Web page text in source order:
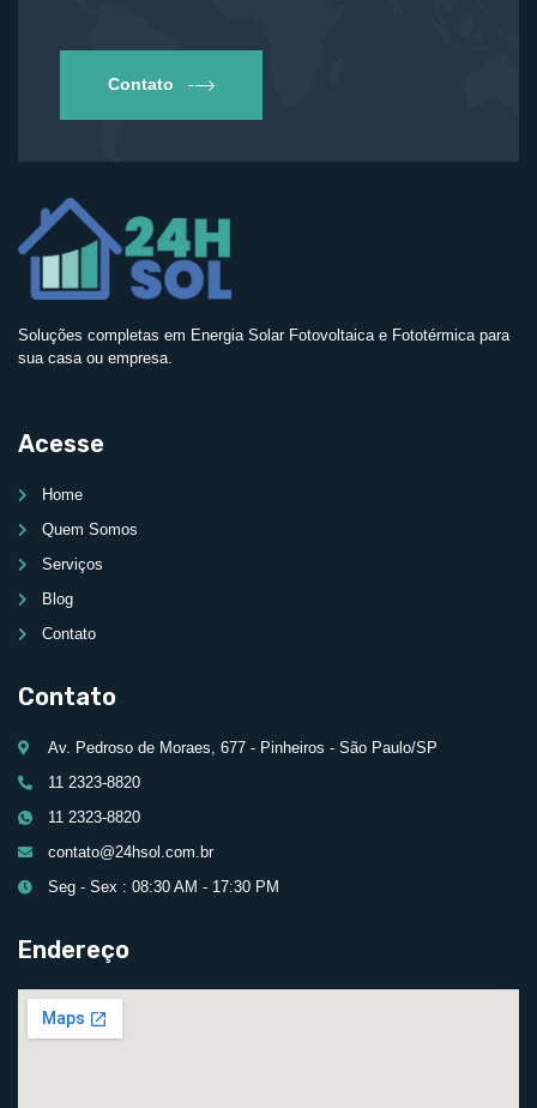
Contato
Soluções completas em Energia Solar Fotovoltaica e Fototérmica para
sua casa ou empresa.
Acesse
Home
Quem Somos
Serviços
Blog
Contato
Contato
Av. Pedroso de Moraes, 677 - Pinheiros - São Paulo/SP
11 2323-8820
11 2323-8820
contato@24hsol.com.br
Seg - Sex : 08:30 AM - 17:30 PM
Endereço